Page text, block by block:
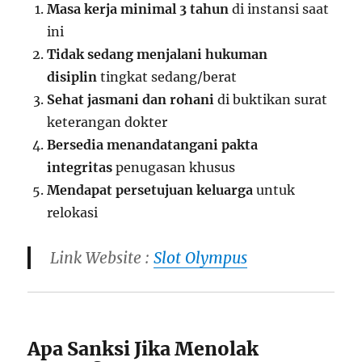
Masa kerja minimal 3 tahun di instansi saat
ini
Tidak sedang menjalani hukuman
disiplin tingkat sedang/berat
Sehat jasmani dan rohani di buktikan surat
keterangan dokter
Bersedia menandatangani pakta
integritas penugasan khusus
Mendapat persetujuan keluarga untuk
relokasi
Link Website :Slot Olympus
Apa Sanksi Jika Menolak